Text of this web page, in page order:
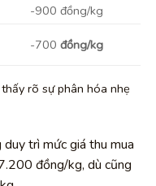
-900 đồng/kg
-700 đồng/kg
rõ sự phân hóa nhẹ
trì mức giá thu mua
đồng/kg, dù cũng